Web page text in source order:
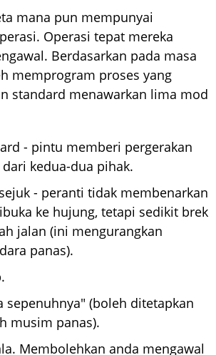
mana pun mempunyai
Operasi tepat mereka
Berdasarkan pada masa
memprogram proses yang
standard menawarkan lima mod
- pintu memberi pergerakan
kedua-dua pihak.
- peranti tidak membenarkan
ke hujung, tetapi sedikit brek
jalan (ini mengurangkan
panas).
sepenuhnya" (boleh ditetapkan
musim panas).
Membolehkan anda mengawal